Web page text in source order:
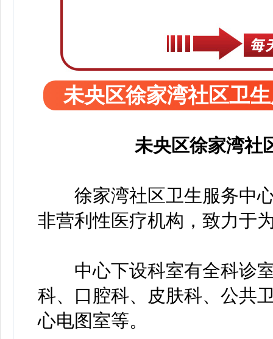
未央区徐家湾社区卫
未央区徐家湾社
徐家湾社区卫生服务中心
非营利性医疗机构，致力于
中心下设科室有全科诊室
科、口腔科、皮肤科、公共
心电图室等。